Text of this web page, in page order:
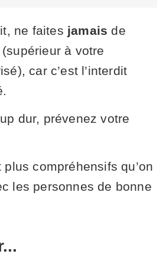
ne faites jamaisde
à votre
car c’est l’interdit
dur, prévenez votre
compréhensifs qu’on
les personnes de bonne